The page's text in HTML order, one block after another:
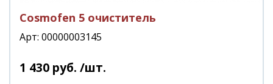
Сosmofen 5 очиститель
Арт: 00000003145
1 430 руб. /шт.